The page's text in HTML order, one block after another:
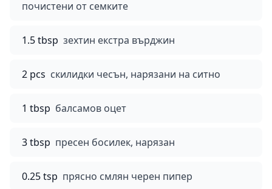
почистени от семките
1.5 tbsp зехтин екстра върджин
2 pcs скилидки чесън, нарязани на ситно
1 tbsp балсамов оцет
3 tbsp пресен босилек, нарязан
0.25 tsp прясно смлян черен пипер